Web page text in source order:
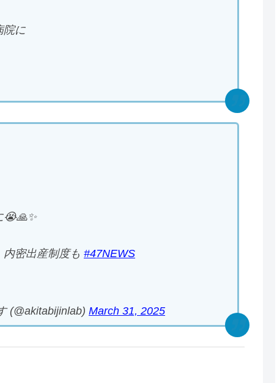
院に
😭🙏✨
密出産制度も #47NEWS
(@akitabijinlab) March 31, 2025